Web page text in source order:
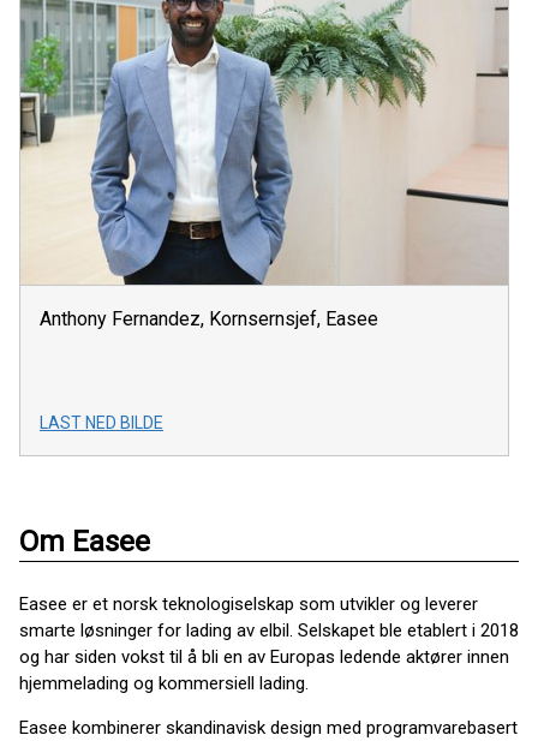
Anthony Fernandez, Kornsernsjef, Easee
LAST NED BILDE
Om Easee
Easee er et norsk teknologiselskap som utvikler og leverer
smarte løsninger for lading av elbil. Selskapet ble etablert i 2018
og har siden vokst til å bli en av Europas ledende aktører innen
hjemmelading og kommersiell lading.
Easee kombinerer skandinavisk design med programvarebasert